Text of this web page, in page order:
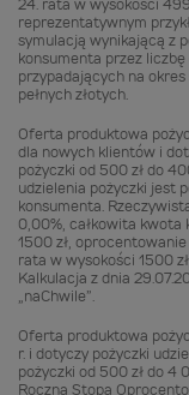
24. rata w wysokości
reprezentatywnym
symulacją wynikającą z
konsumenta przez
przypadających na
pełnych złotych.
Oferta produktowa
dla nowych klientów i
pożyczki od 500 zł do
udzielenia pożyczki jest
konsumenta.
0,00%, całkowita kwota
1500 zł, oprocentowanie
rata w wysokości 1500
Kalkulacja z dnia
„naChwile”.
Oferta produktowa
r. i dotyczy pożyczki
pożyczki od 500 zł do 4
Roczna Stopa